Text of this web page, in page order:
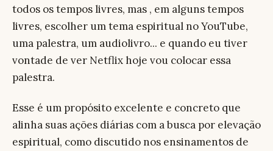
todos os tempos livres, mas , em alguns tempos
livres, escolher um tema espiritual no YouTube,
uma palestra, um audiolivro... e quando eu tiver
vontade de ver Netflix hoje vou colocar essa
palestra.
Esse é um propósito excelente e concreto que
alinha suas ações diárias com a busca por elevação
espiritual, como discutido nos ensinamentos de